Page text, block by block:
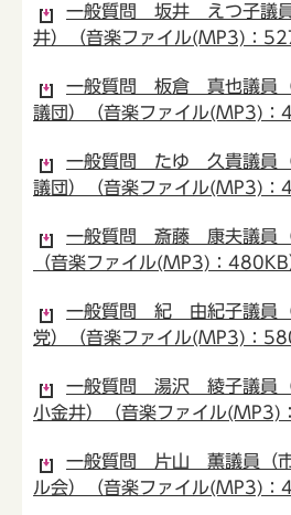
一般質問 坂井 えつ子議員
井）（音楽ファイル(MP3)：
一般質問 板倉 真也議員（
議団）（音楽ファイル(MP3)：
一般質問 たゆ 久貴議員（
議団）（音楽ファイル(MP3)：
一般質問 斎藤 康夫議員（
（音楽ファイル(MP3)：480KB
一般質問 紀 由紀子議員（
党）（音楽ファイル(MP3)：
一般質問 湯沢 綾子議員（
小金井）（音楽ファイル(MP3)
一般質問 片山 薫議員（市
ル会）（音楽ファイル(MP3)：